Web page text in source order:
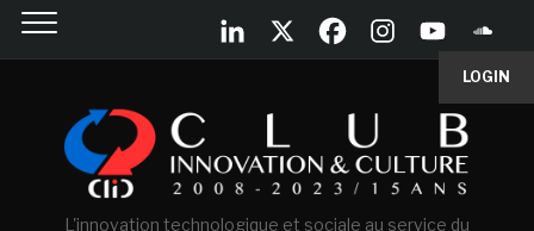
LOGIN
L'innovation technologique et sociale au service du